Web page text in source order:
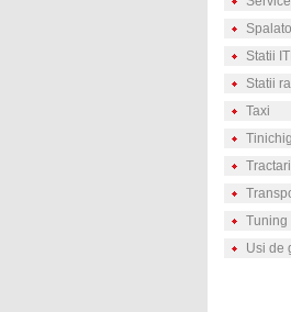
Statii
Statii
Taxi
Tuning
Usi de